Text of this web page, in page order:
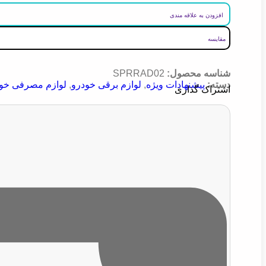
افزودن به علاقه مندی
مقایسه
شناسه محصول: SPRRAD02
دسته: پیشنهادات ویژه, لوازم برقی خودرو, لوازم مصرفی اشتراک گذاری